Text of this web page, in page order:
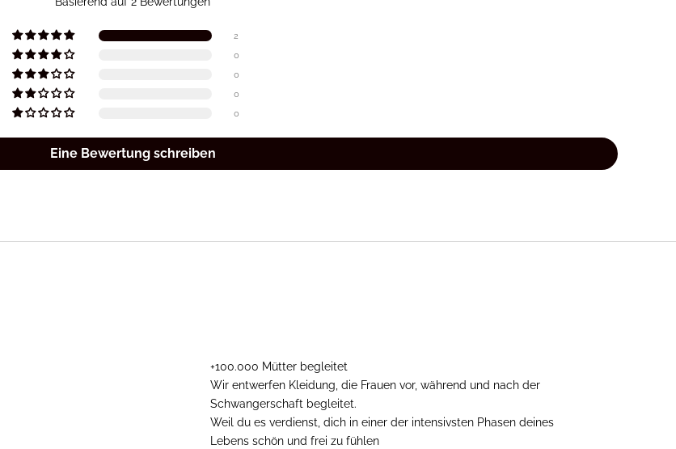
2
0
0
0
0
Eine Bewertung schreiben
+100.000 Mütter begleitet
Wir entwerfen Kleidung, die Frauen vor, während und nach der
Schwangerschaft begleitet.
Weil du es verdienst, dich in einer der intensivsten Phasen deines
Lebens schön und frei zu fühlen